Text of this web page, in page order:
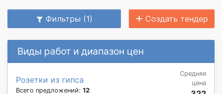
Фильтры (1) Создать тендер
Виды работ и диапазон цен
Розетки из гипса
Всего предложений: 12
Средняя
цена